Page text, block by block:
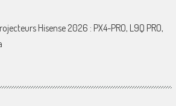
Hisense 2026 : PX4-PRO, L9Q PRO,